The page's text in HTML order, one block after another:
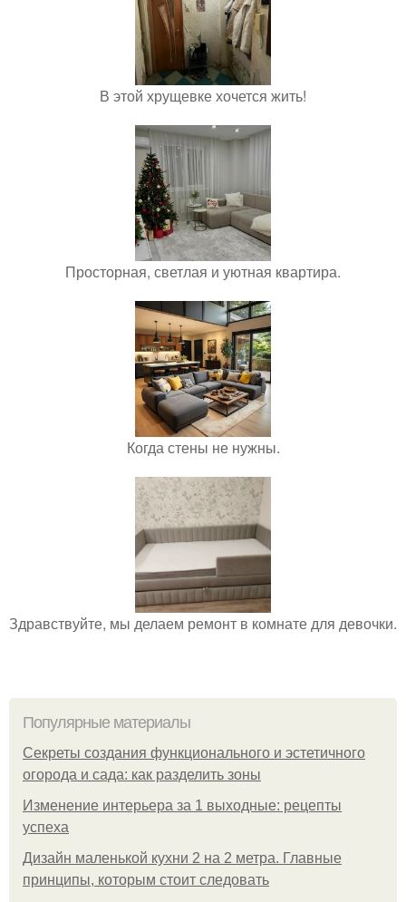
В этой хрущевке хочется жить!
Просторная, светлая и уютная квартира.
Когда стены не нужны.
Здравствуйте, мы делаем ремонт в комнате для девочки.
Популярные материалы
Секреты создания функционального и эстетичного
огорода и сада: как разделить зоны
Изменение интерьера за 1 выходные: рецепты
успеха
Дизайн маленькой кухни 2 на 2 метра. Главные
принципы, которым стоит следовать